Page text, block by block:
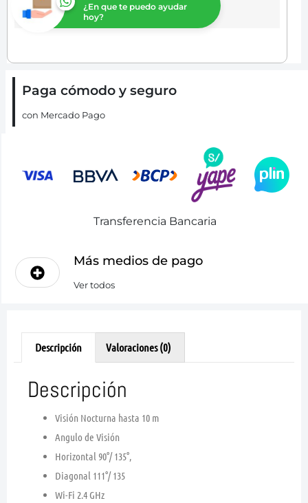
¿En que te puedo ayudar
hoy?
Paga cómodo y seguro
con Mercado Pago
Transferencia Bancaria
Más medios de pago
Ver todos
Descripción Valoraciones (0)
Descripción
Visión Nocturna hasta 10 m
Angulo de Visión
Horizontal 90°/ 135°,
Diagonal 111°/ 135
Wi-Fi 2.4 GHz